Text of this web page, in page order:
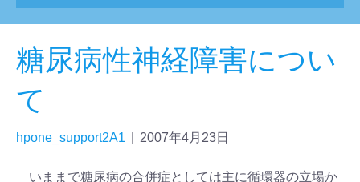
糖尿病性神経障害につい
て
hpone_support2A1 2007年4月23日
いままで糖尿病の合併症としては主に循環器の立場か